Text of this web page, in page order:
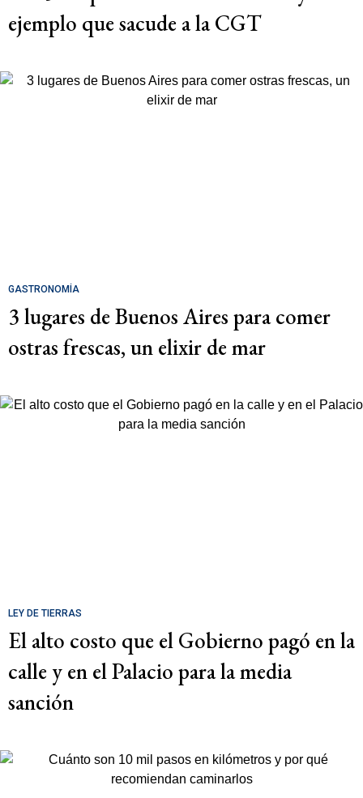
ejemplo que sacude a la CGT
GASTRONOMÍA
3 lugares de Buenos Aires para comer
ostras frescas, un elixir de mar
LEY DE TIERRAS
El alto costo que el Gobierno pagó en la
calle y en el Palacio para la media
sanción